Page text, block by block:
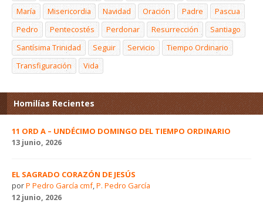
María
Misericordia Navidad Oración Padre
Pascua
Pedro
Pentecostés Perdonar Resurrección
Santiago
Santísima Trinidad
Seguir Servicio
Tiempo Ordinario
Transfiguración
Vida
Homilías Recientes
11 ORD A – UNDÉCIMO DOMINGO DEL TIEMPO ORDINARIO
13 junio, 2026
EL SAGRADO CORAZÓN DE JESÚS
porP Pedro García cmf,P. Pedro García
12 junio, 2026